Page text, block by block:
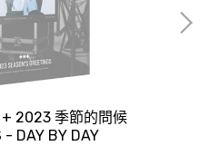
2023 季節的問候
- DAY BY DAY